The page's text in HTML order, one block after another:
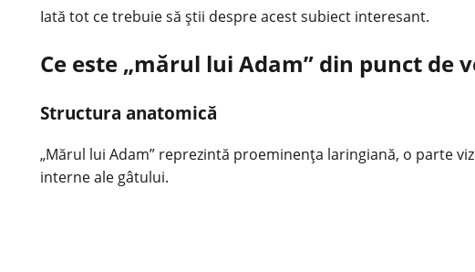
Iată tot ce trebuie să știi despre acest subiect interesant.
Ce este „mărul lui Adam” din punct de
Structura anatomică
„Mărul lui Adam” reprezintă proeminența laringiană, o parte
interne ale gâtului.